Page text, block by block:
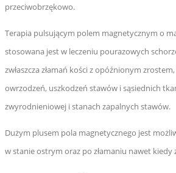
przeciwobrzękowo.
Terapia pulsującym polem magnetycznym o
stosowana jest w leczeniu pourazowych
zwłaszcza złamań kości z opóźnionym
owrzodzeń, uszkodzeń stawów i sąsiednich
zwyrodnieniowej i stanach zapalnych stawów.
Dużym plusem pola magnetycznego jest
w stanie ostrym oraz po złamaniu nawet kiedy